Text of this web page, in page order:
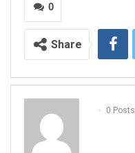
0
Share
0 Posts